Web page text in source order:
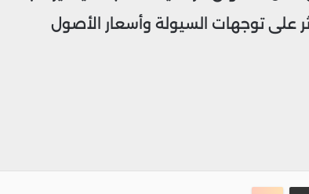
توجهات السيولة وأسعار الأصول
مشاركة عبر البريدطباعة